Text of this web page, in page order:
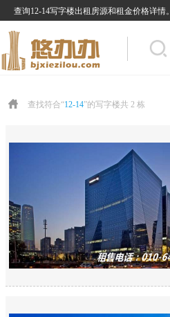
查询12-14写字楼出租房源和租金价格详情。
查找符合“12-14”的写字楼共 2 栋